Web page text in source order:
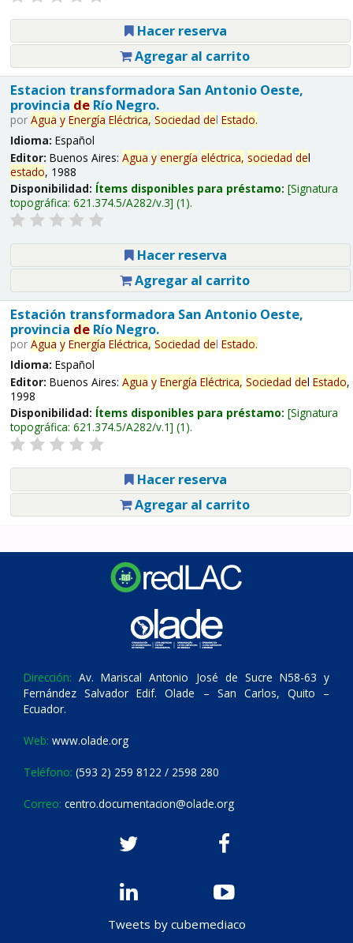
Hacer reserva
Agregar al carrito
Estacion transformadora San Antonio Oeste,
provincia deRío Negro.
por Agua y Energía Eléctrica, Sociedad del Estado.
Idioma: Español
Editor: Buenos Aires: Agua y energía eléctrica, sociedad del
estado, 1988
Disponibilidad: Ítems disponibles para préstamo: Signatura
topográfica: 621.374.5/A282/v.3 (1).
Hacer reserva
Agregar al carrito
Estación transformadora San Antonio Oeste,
provincia deRío Negro.
por Agua y Energía Eléctrica, Sociedad del Estado.
Idioma: Español
Editor: Buenos Aires: Agua y Energía Eléctrica, Sociedad del Estado,
1998
Disponibilidad: Ítems disponibles para préstamo: Signatura
topográfica: 621.374.5/A282/v.1 (1).
Hacer reserva
Agregar al carrito
Dirección: Av. Mariscal Antonio José de Sucre N58-63 y
Fernández Salvador Edif. Olade – San Carlos, Quito –
Ecuador.
Web: www.olade.org
Teléfono: (593 2) 259 8122 / 2598 280
Correo: centro.documentacion@olade.org
Tweets by cubemediaco